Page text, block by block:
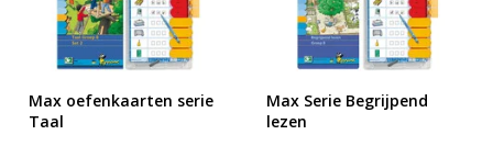
Max oefenkaarten serie
Taal
Max Serie Begrijpend
lezen